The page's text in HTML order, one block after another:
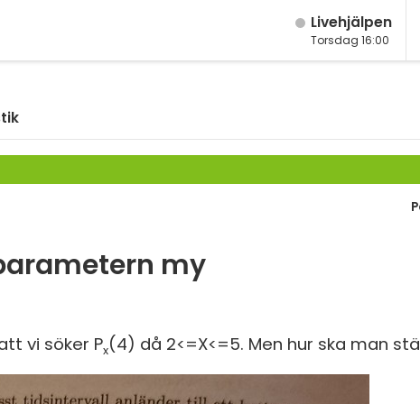
Live­hjälpen
Torsdag 16:00
my
vi söker Px(4) då 2<=X<=5. Men hur ska man